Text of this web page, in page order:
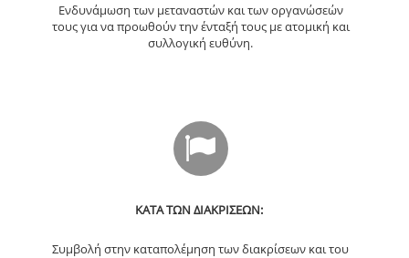
Ενδυνάμωση των μεταναστών και των οργανώσεών
τους για να προωθούν την ένταξή τους με ατομική και
συλλογική ευθύνη.
ΚΑΤΑ ΤΩΝ ΔΙΑΚΡΙΣΕΩΝ:
Συμβολή στην καταπολέμηση των διακρίσεων και του